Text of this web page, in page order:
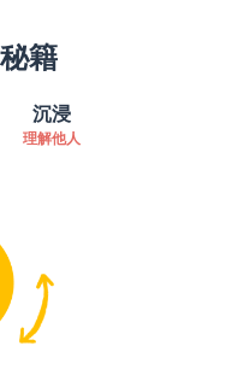
籍
沉浸
理解他人